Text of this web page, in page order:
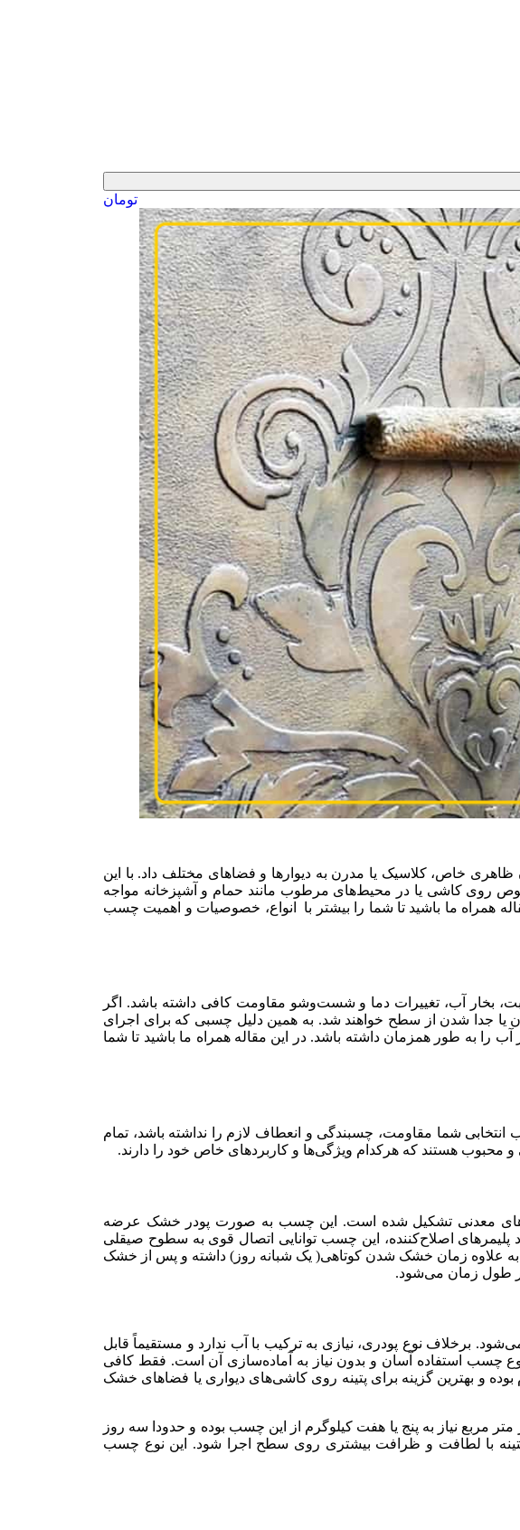
تومان
خاص، کلاسیک یا مدرن به دیوارها و فضاهای مختلف داد. با این
روی کاشی یا در محیط‌های مرطوب مانند حمام و آشپزخانه مواجه
همراه ما باشید تا شما را بیشتر با انواع، خصوصیات و اهمیت چسب
بخار آب، تغییرات دما و شست‌وشو مقاومت کافی داشته باشد. اگر
یا جدا شدن از سطح خواهند شد. به همین دلیل چسبی که برای اجرای
را به طور همزمان داشته باشد. در این مقاله همراه ما باشید تا شما
شما مقاومت، چسبندگی و انعطاف لازم را نداشته باشد، تمام
هستند که هرکدام ویژگی‌ها و کاربردهای خاص خود را دارند.
معدنی تشکیل شده است. این چسب به صورت پودر خشک عرضه
پلیمرهای اصلاح‌کننده، این چسب توانایی اتصال قوی به سطوح صیقلی
به علاوه زمان خشک شدن کوتاهی( یک شبانه روز) داشته و پس از خشک
طول زمان می‌شود.
برخلاف نوع پودری، نیازی به ترکیب با آب ندارد و مستقیماً قابل
چسب استفاده آسان و بدون نیاز به آماده‌سازی آن است. فقط کافی
و بهترین گزینه برای پتینه روی کاشی‌های دیواری یا فضاهای خشک
مربع نیاز به پنج یا هفت کیلوگرم از این چسب بوده و حدودا سه روز
با لطافت و ظرافت بیشتری روی سطح اجرا شود. این نوع چسب